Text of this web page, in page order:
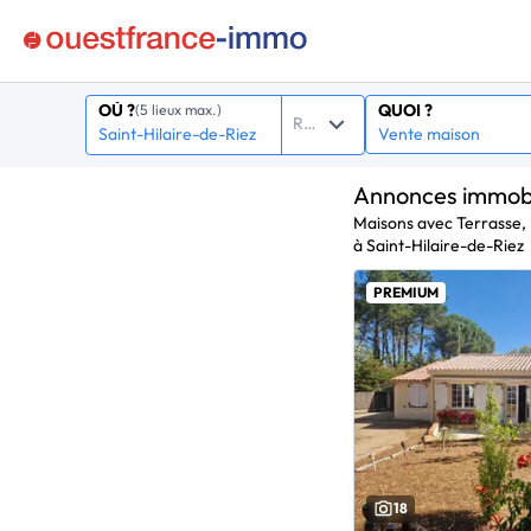
OÙ ?(5 lieux max.)
Rayon
QUOI ?
Annonces
Maisons avec
à Saint-Hilaire-de-Riez
PREMIUM
18